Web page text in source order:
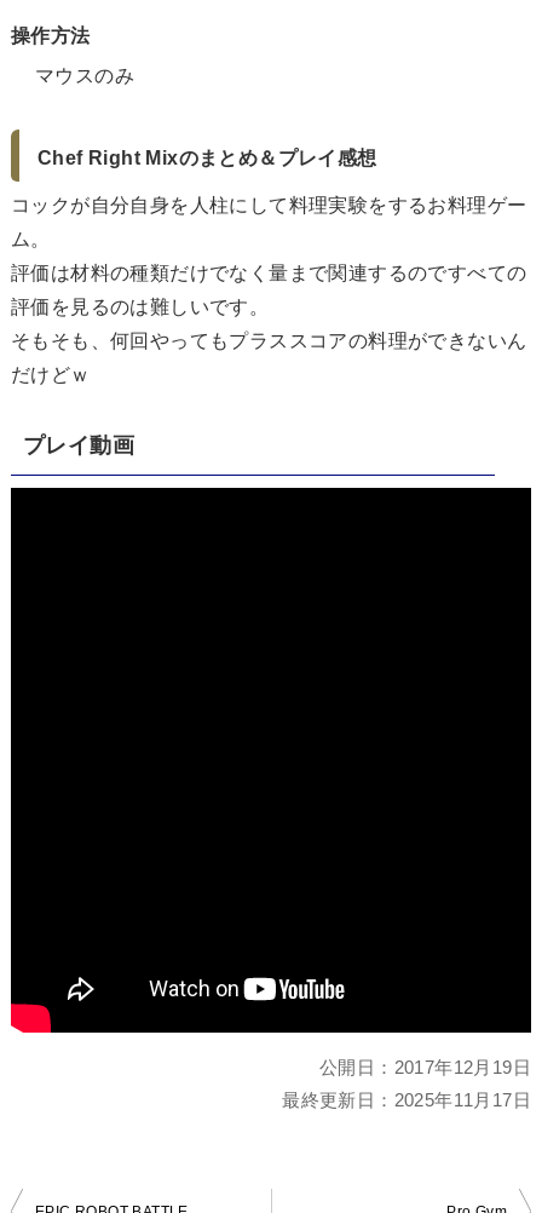
操作方法
マウスのみ
Chef Right Mixのまとめ＆プレイ感想
コックが自分自身を人柱にして料理実験をするお料理ゲー
ム。
評価は材料の種類だけでなく量まで関連するのですべての
評価を見るのは難しいです。
そもそも、何回やってもプラススコアの料理ができないん
だけどｗ
プレイ動画
公開日： 2017年12月19日
最終更新日： 2025年11月17日